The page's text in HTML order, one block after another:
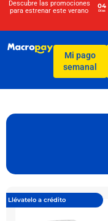
Descubre las promociones
para estrenar este verano
04
Días
Mi pago
semanal
Llévatelo a crédito